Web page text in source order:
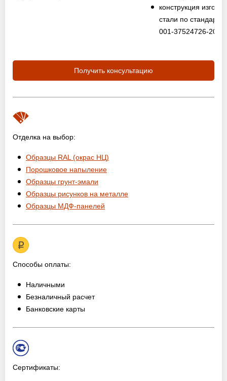
конструкция
стали по
001-37524726-2012
Получить консультацию
Отделка на выбор:
Образцы RAL (окрас НЦ)
Порошковое напыление
Образцы грунт-эмали
Образцы рисунков на металле
Образцы МДФ-панелей
Способы оплаты:
Наличными
Безналичный расчет
Банковские карты
Сертификаты: